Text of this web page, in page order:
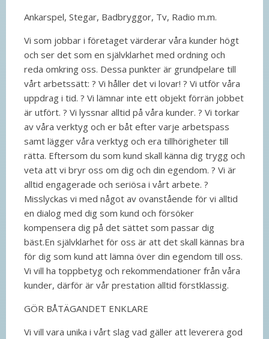
Ankarspel, Stegar, Badbryggor, Tv, Radio m.m.
Vi som jobbar i företaget värderar våra kunder högt
och ser det som en självklarhet med ordning och
reda omkring oss. Dessa punkter är grundpelare till
vårt arbetssätt: ? Vi håller det vi lovar! ? Vi utför våra
uppdrag i tid. ? Vi lämnar inte ett objekt förrän jobbet
är utfört. ? Vi lyssnar alltid på våra kunder. ? Vi torkar
av våra verktyg och er båt efter varje arbetspass
samt lägger våra verktyg och era tillhörigheter till
rätta. Eftersom du som kund skall känna dig trygg och
veta att vi bryr oss om dig och din egendom. ? Vi är
alltid engagerade och seriösa i vårt arbete. ?
Misslyckas vi med något av ovanstående för vi alltid
en dialog med dig som kund och försöker
kompensera dig på det sättet som passar dig
bäst.En självklarhet för oss är att det skall kännas bra
för dig som kund att lämna över din egendom till oss.
Vi vill ha toppbetyg och rekommendationer från våra
kunder, därför är vår prestation alltid förstklassig.
GÖR BÅTÄGANDET ENKLARE
Vi vill vara unika i vårt slag vad gäller att leverera god